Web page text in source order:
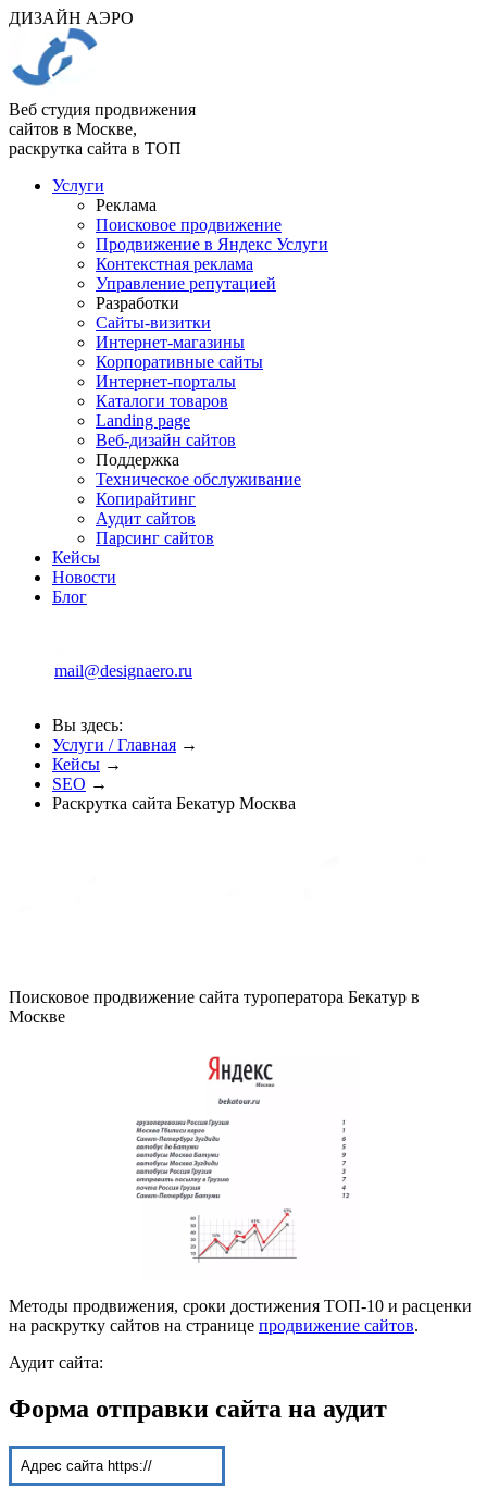
ДИЗАЙН АЭРО
Веб студия продвижения
сайтов в Москве,
раскрутка сайта в ТОП
Услуги
Реклама
Поисковое продвижение
Продвижение в Яндекс Услуги
Контекстная реклама
Управление репутацией
Разработки
Сайты-визитки
Интернет-магазины
Корпоративные сайты
Интернет-порталы
Каталоги товаров
Landing page
Веб-дизайн сайтов
Поддержка
Техническое обслуживание
Копирайтинг
Аудит сайтов
Парсинг сайтов
Кейсы
Новости
Блог
mail@designaero.ru
Вы здесь:
Услуги / Главная →
Кейсы →
SEO →
Раскрутка сайта Бекатур Москва
Поисковое продвижение сайта туроператора Бекатур в
Москве
Методы продвижения, сроки достижения ТОП-10 и расценки
на раскрутку сайтов на странице продвижение сайтов.
Аудит сайта:
Форма отправки сайта на аудит